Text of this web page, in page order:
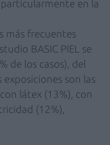
en la
más frecuentes
BASIC PIEL se
de los casos), del
son las
látex (13%), con
(12%),